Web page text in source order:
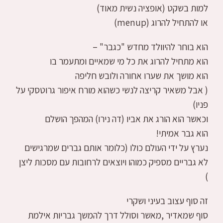
למות בשקט (אופציה נשית מאוד)
או להתחיל להרוג (menup)
הוא בוחר להיוולד מחדש "כגבר" –
הוא מתחיל להרוג את כל מי שמאיים ומתעמר בו
הוא מושך את שערו אחורה ולובש חליפה
( אבל משאיר קריצה לנשי כשהוא מורח איפור גרוטסקי על
פניו)
וכאשר הוא הורג את אביו (דה נירו) המהפך הושלם
הוא גבר אמיתי!
נערץ על ידי העולם כולו (כלומר אותם גברים שמרגישים
לא גבריים מספיק כמוהו ויוצאים לרחובות עם מסכות ליצן
)
זה סוף עצוב בעיני ושקרי
סוף שמאדיר ,מאשר וסולל דרך להמשך גבריות אילמת